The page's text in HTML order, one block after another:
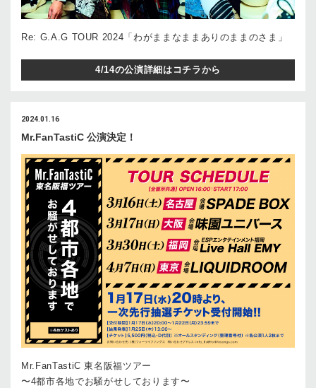
Re: G.A.G TOUR 2024「わがままなままありのままのさま」
4/14の公演詳細はコチラから
2024.01.16
Mr.FanTastiC 公演決定！
Mr.FanTastiC 東名阪福ツアー
〜4都市各地でお騒がせしております〜